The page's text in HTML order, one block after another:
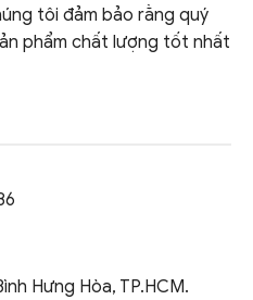
tôi đảm bảo rằng quý
phẩm chất lượng tốt nhất
Hưng Hòa, TP.HCM.